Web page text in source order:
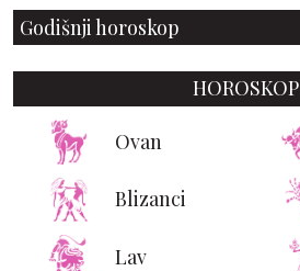
Godišnji horoskop
HOROSKOP
Ovan
Blizanci
Lav